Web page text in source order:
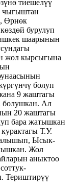
тиешелүү
чыгыштан
Өрнөк
бурулуп
шаарынын
жол кырсыгына
болуп
9 жаштагы
болушкан. Ал
20 жаштагы
бара жатышкан
Т.У.
алышып, Ысык-
Жол
аныктоо
Териштирүү